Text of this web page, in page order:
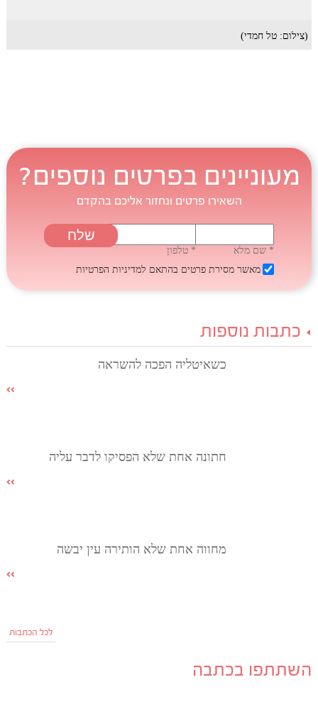
(צילום: טל חמדי)
מעוניינים בפרטים נוספים?
השאירו פרטים ונחזור אליכם בהקדם
* שם מלא
* טלפון
מאשר מסירת פרטים בהתאם למדיניות הפרטיות
כתבות נוספות
כשאיטליה הפכה להשראה
חתונה אחת שלא הפסיקו לדבר עליה
מחווה אחת שלא הותירה עין יבשה
לכל הכתבות
השתתפו בכתבה